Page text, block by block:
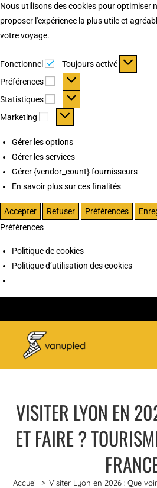
Nous utilisons des cookies pour optimiser
proposer l'expérience la plus utile et
votre voyage.
Fonctionnel Fonctionnel
Toujours activé
Préférences
Préférences
Statistiques Statistiques
Marketing Marketing
Gérer les options
Gérer les services
Gérer {vendor_count} fournisseurs
En savoir plus sur ces finalités
Accepter Refuser Préférences
Préférences
Politique de cookies
Politique d’utilisation des cookies
VISITER LYON EN
ET FAIRE ?
Accueil > Visiter Lyon en 2026 : Que